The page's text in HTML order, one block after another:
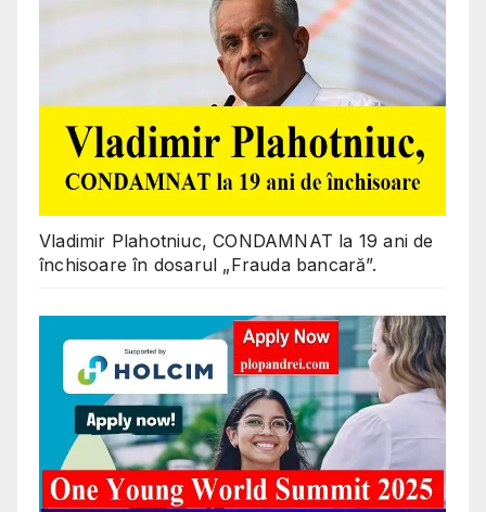
Vladimir Plahotniuc, CONDAMNAT la 19 ani de
închisoare în dosarul „Frauda bancară”.